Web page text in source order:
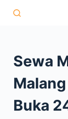
S
o
c
o
n
Sewa
Buka